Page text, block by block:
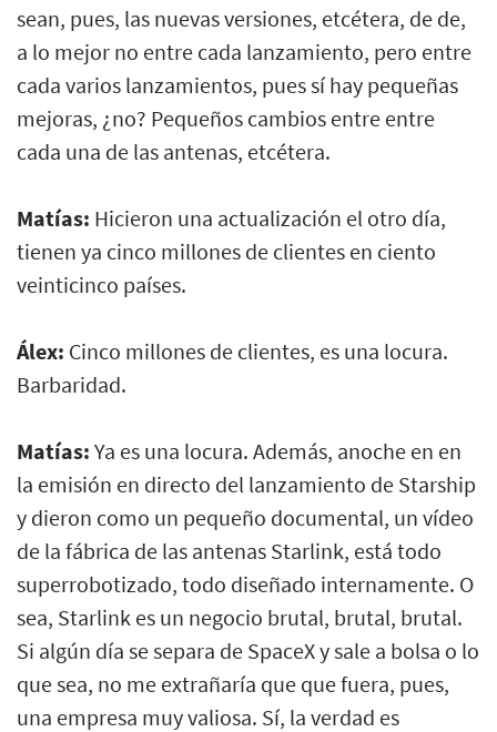
sean, pues, las nuevas versiones, etcétera, de de,
a lo mejor no entre cada lanzamiento, pero entre
cada varios lanzamientos, pues sí hay pequeñas
mejoras, ¿no? Pequeños cambios entre entre
cada una de las antenas, etcétera.
Matías: Hicieron una actualización el otro día,
tienen ya cinco millones de clientes en ciento
veinticinco países.
Álex: Cinco millones de clientes, es una locura.
Barbaridad.
Matías: Ya es una locura. Además, anoche en en
la emisión en directo del lanzamiento de Starship
y dieron como un pequeño documental, un vídeo
de la fábrica de las antenas Starlink, está todo
superrobotizado, todo diseñado internamente. O
sea, Starlink es un negocio brutal, brutal, brutal.
Si algún día se separa de SpaceX y sale a bolsa o lo
que sea, no me extrañaría que que fuera, pues,
una empresa muy valiosa. Sí, la verdad es